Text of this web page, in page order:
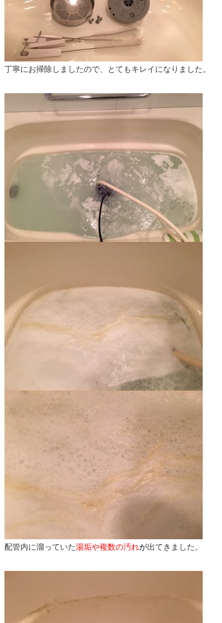
丁寧にお掃除しましたので、とてもキレイになりました。
配管内に溜っていた湯垢や複数の汚れが出てきました。